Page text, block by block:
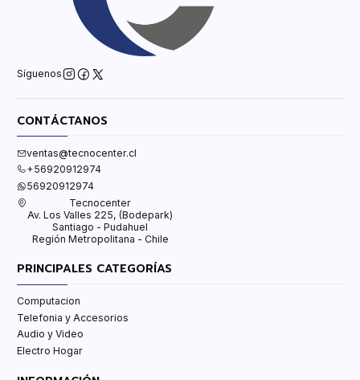
Síguenos
CONTÁCTANOS
ventas@tecnocenter.cl
+56920912974
56920912974
Tecnocenter
Av. Los Valles 225, (Bodepark)
Santiago - Pudahuel
Región Metropolitana - Chile
PRINCIPALES CATEGORÍAS
Computacion
Telefonia y Accesorios
Audio y Video
Electro Hogar